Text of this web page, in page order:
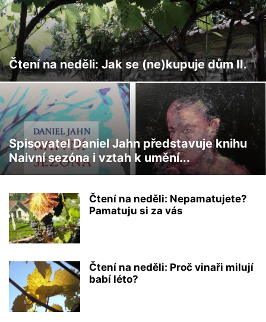
Čtení na neděli: Jak se (ne)kupuje dům II.
Spisovatel Daniel Jahn představuje knihu
Naivní sezóna i vztah k umění...
Čtení na neděli: Nepamatujete?
Pamatuju si za vás
Čtení na neděli: Proč vinaři milují
babí léto?